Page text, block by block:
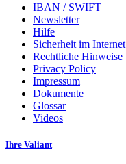
IBAN / SWIFT
Newsletter
Hilfe
Sicherheit im Internet
Rechtliche Hinweise
Privacy Policy
Impressum
Dokumente
Glossar
Videos
Ihre Valiant